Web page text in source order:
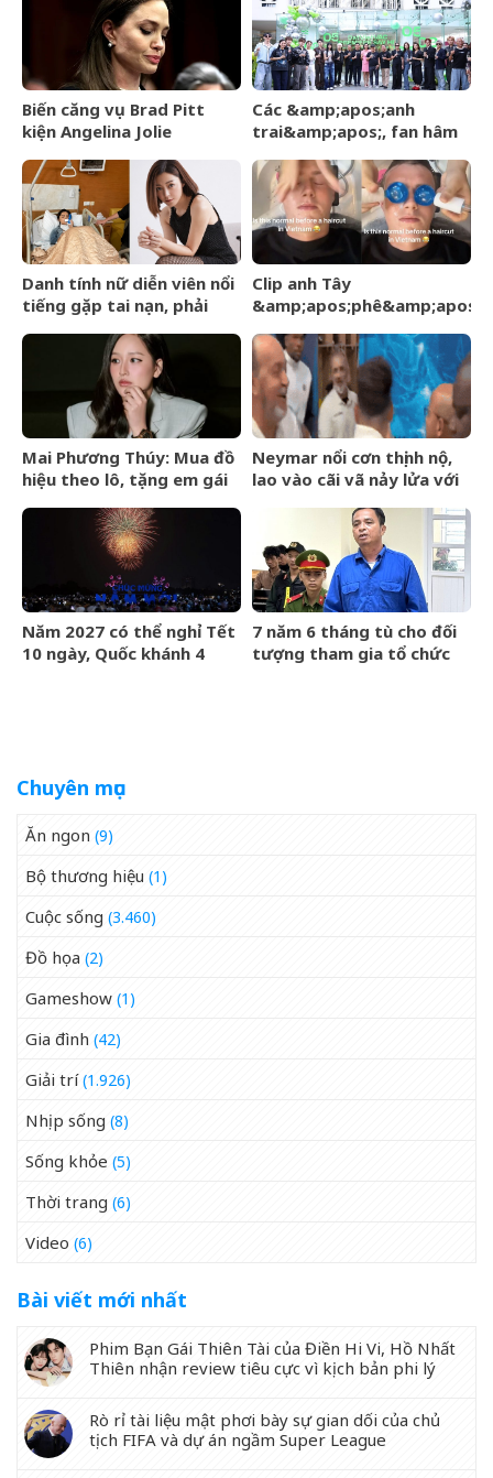
Biến căng vụ Brad Pitt
kiện Angelina Jolie
Các &amp;apos;anh
trai&amp;apos;, fan hâm
DatVietVAC IPO
Danh tính nữ diễn viên nổi
tiếng gặp tai nạn, phải
Clip anh Tây
&amp;apos;phê&amp;apos;
massage ở Việt Nam hút
24 triệu view
Mai Phương Thúy: Mua đồ
hiệu theo lô, tặng em gái
nhạc
Neymar nổi cơn thịnh nộ,
lao vào cãi vã nảy lửa với
Năm 2027 có thể nghỉ Tết
10 ngày, Quốc khánh 4
7 năm 6 tháng tù cho đối
tượng tham gia tổ chức
Chuyên mục
Ăn ngon (9)
Bộ thương hiệu (1)
Cuộc sống (3.460)
Đồ họa (2)
Gameshow (1)
Gia đình (42)
Giải trí(1.926)
Nhịp sống (8)
Sống khỏe (5)
Thời trang (6)
Video (6)
Bài viết mới nhất
Phim Bạn Gái Thiên Tài của Điền Hi Vi, Hồ Nhất
Thiên nhận review tiêu cực vì kịch bản phi lý
Rò rỉ tài liệu mật phơi bày sự gian dối của chủ
tịch FIFA và dự án ngầm Super League